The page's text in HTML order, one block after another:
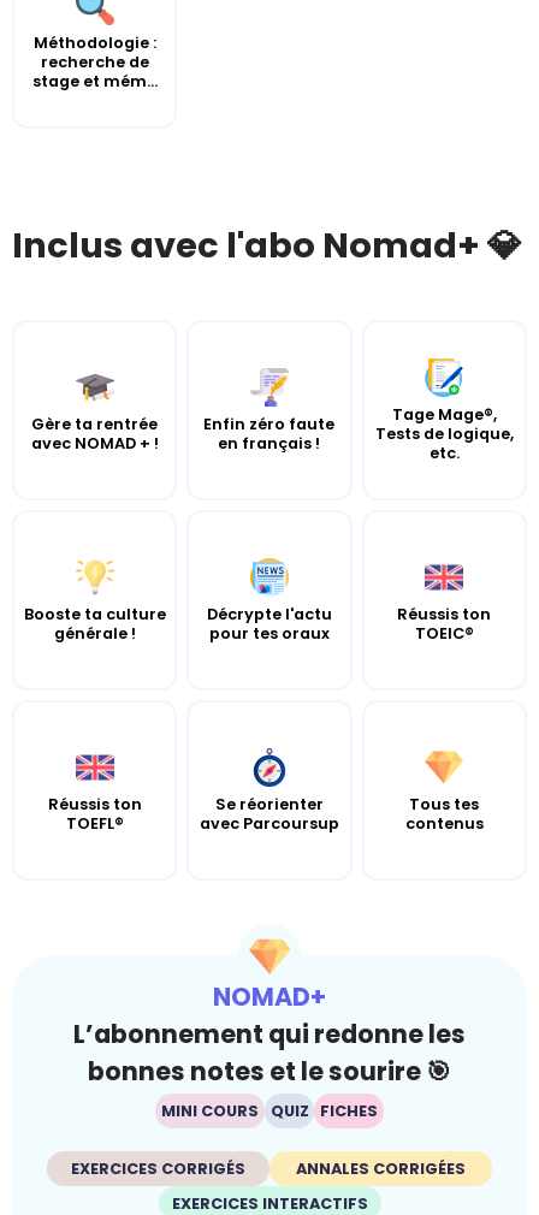
Méthodologie :
recherche de
stage et mém...
Inclus avec l'abo Nomad+ 💎
Gère ta rentrée
avec NOMAD + !
Enfin zéro faute
en français !
Tage Mage®,
Tests de logique,
etc.
Booste ta culture
générale !
Décrypte l'actu
pour tes oraux
Réussis ton
TOEIC®
Réussis ton
TOEFL®
Se réorienter
avec Parcoursup
Tous tes
contenus
NOMAD+
L’abonnement qui redonne les
bonnes notes et le sourire 🎯
MINI COURS QUIZ FICHES
EXERCICES CORRIGÉS
ANNALES CORRIGÉES
EXERCICES INTERACTIFS